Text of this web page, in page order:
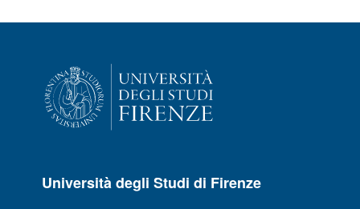
Università degli Studi di Firenze